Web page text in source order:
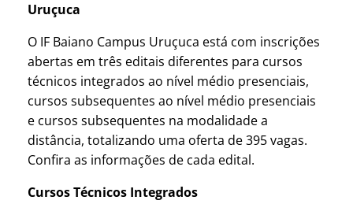
Uruçuca
O IF Baiano Campus Uruçuca está com inscrições
abertas em três editais diferentes para cursos
técnicos integrados ao nível médio presenciais,
cursos subsequentes ao nível médio presenciais
e cursos subsequentes na modalidade a
distância, totalizando uma oferta de 395 vagas.
Confira as informações de cada edital.
Cursos Técnicos Integrados